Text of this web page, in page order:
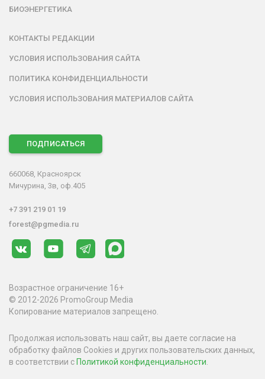
БИОЭНЕРГЕТИКА
КОНТАКТЫ РЕДАКЦИИ
УСЛОВИЯ ИСПОЛЬЗОВАНИЯ САЙТА
ПОЛИТИКА КОНФИДЕНЦИАЛЬНОСТИ
УСЛОВИЯ ИСПОЛЬЗОВАНИЯ МАТЕРИАЛОВ САЙТА
ПОДПИСАТЬСЯ
660068, Красноярск
Мичурина, 3в, оф.405
+7 391 219 01 19
forest@pgmedia.ru
Возрастное ограничение 16+
© 2012-2026 PromoGroup Media
Копирование материалов запрещено.
Продолжая использовать наш сайт, вы даете согласие на
обработку файлов Cookies и других пользовательских данных,
в соответствии с Политикой конфиденциальности.